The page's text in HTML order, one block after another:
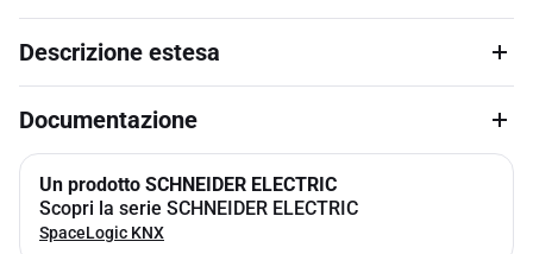
Descrizione estesa
Documentazione
Un prodotto SCHNEIDER ELECTRIC
Scopri la serie SCHNEIDER ELECTRIC
SpaceLogic KNX